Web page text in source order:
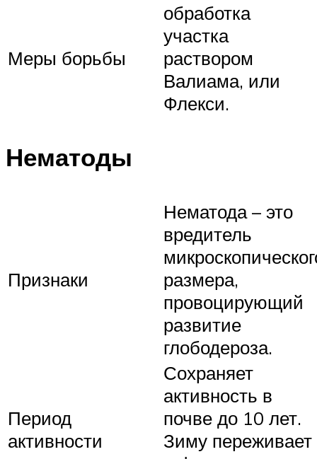
Меры борьбы
обработка
участка
раствором
Валиама, или
Флекси.
Нематоды
Признаки
Нематода – это
вредитель
размера,
провоцирующий
развитие
глободероза.
Период
активности
Сохраняет
активность в
почве до 10 лет.
Зиму переживает